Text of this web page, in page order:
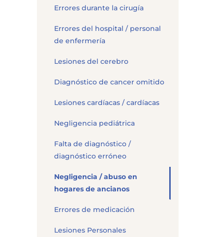
Errores durante la cirugía
Errores del hospital / personal
de enfermería
Lesiones del cerebro
Diagnóstico de cancer omitido
Lesiones cardíacas / cardíacas
Negligencia pediátrica
Falta de diagnóstico /
diagnóstico erróneo
Negligencia / abuso en
hogares de ancianos
Errores de medicación
Lesiones Personales